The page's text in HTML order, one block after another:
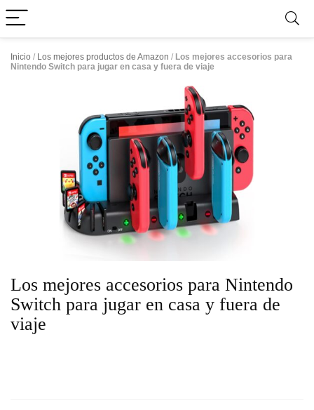
Inicio / Los mejores productos de Amazon / Los mejores accesorios para
Nintendo Switch para jugar en casa y fuera de viaje
Los mejores accesorios para Nintendo
Switch para jugar en casa y fuera de
viaje